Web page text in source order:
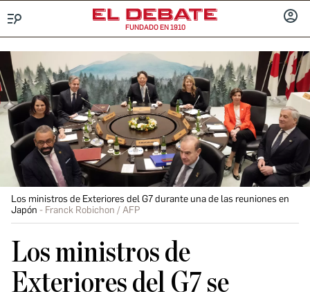
FUNDADO EN 1910
Los ministros de Exteriores del G7 durante una de las reuniones en
Japón
Franck Robichon / AFP
Los ministros de
Exteriores del G7 se